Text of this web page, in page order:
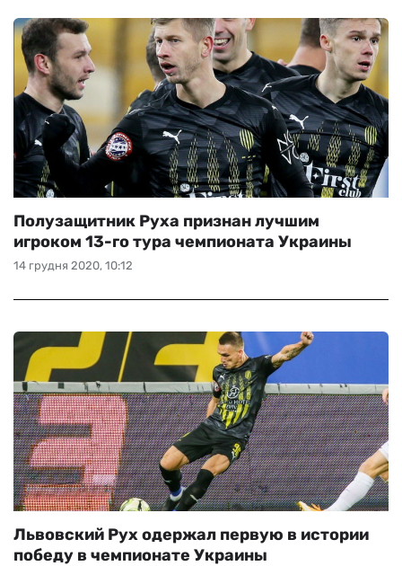
14 грудня 2020, 10:12
Полузащитник Руха признан лучшим
игроком 13-го тура чемпионата Украины
Львовский Рух одержал первую в истории
победу в чемпионате Украины